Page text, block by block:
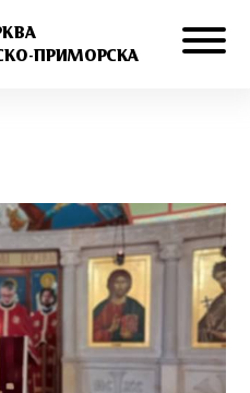
ПРИМОРСКА